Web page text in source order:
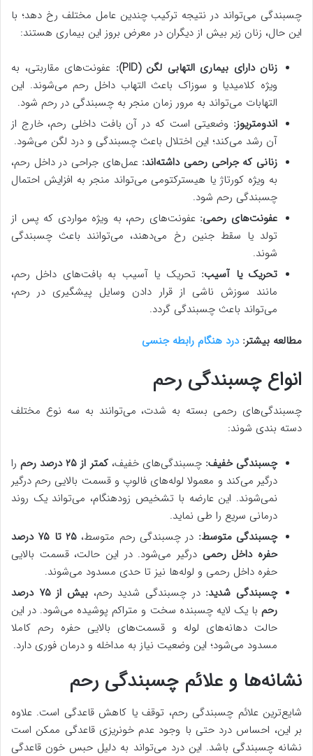
چسبندگی می‌تواند در نتیجه ترکیب چندین عامل مختلف رخ دهد؛ با
این حال، زنان زیر بیش از دیگران در معرض بروز این بیماری هستند:
زنان دارای بیماری التهابی لگن(PID)
: عفونت‌های مقاربتی، به
ویژه کلامیدیا و سوزاک باعث التهاب داخل رحم می‌شوند. این
التهابات می‌تواند به مرور زمان منجر به چسبندگی در رحم شود.
اندومتریوز: وضعیتی است که در آن بافت داخلی رحم،‌ خارج از
آن رشد می‌کند؛ این اختلال باعث چسبندگی و درد لگن می‌شود.
زنانی که جراحی رحمی داشته‌اند: عمل‌های جراحی در داخل رحم،
به ویژه کورتاژ یا هیسترکتومی می‌تواند منجر به افزایش احتمال
چسبندگی رحم شود.
عفونت‌های رحمی: عفونت‌های رحم، به ویژه مواردی که پس از
تولد یا سقط جنین رخ می‌دهند، می‌توانند باعث چسبندگی
شوند.
تحریک یا آسیب: تحریک یا آسیب به بافت‌های داخل رحم،
مانند سوزش ناشی از قرار دادن وسایل پیشگیری در رحم،
می‌تواند باعث چسبندگی گردد.
مطالعه بیشتر:درد هنگام رابطه جنسی
انواع چسبندگی رحم
چسبندگی‌های رحمی بسته به شدت، می‌توانند به سه نوع مختلف
دسته بندی شوند:
چسبندگی خفیف: چسبندگی‌های خفیف،کمتر از ۲۵ درصد رحم
را
درگیر می‌کند و معمولا لوله‌های فالوپ و قسمت بالایی رحم درگیر
نمی‌شوند. این عارضه با تشخیص زودهنگام، می‌تواند یک روند
درمانی سریع را طی نماید.
چسبندگی متوسط: در چسبندگی رحم متوسط،
۲۵ تا ۷۵ درصد
حفره داخل رحمی درگیر می‌شود. در این حالت، قسمت بالایی
حفره داخل رحمی و لوله‌ها نیز تا حدی مسدود می‌شوند.
چسبندگی شدید: در چسبندگی شدید رحم،
بیش از ۷۵ درصد
رحم با یک لایه چسبنده سخت و متراکم پوشیده می‌شود. در این
حالت دهانه‌های لوله و قسمت‌های بالایی حفره رحم کاملا
مسدود می‌شود؛ این وضعیت نیاز به مداخله و درمان فوری دارد.
نشانه‌ها و علائم چسبندگی رحم
شایع‌ترین علائم چسبندگی رحم، توقف یا کاهش قاعدگی است. علاوه
بر این، احساس درد حتی با وجود عدم خونریزی قاعدگی ممکن است
نشانه چسبندگی باشد. این درد می‌تواند به دلیل حبس خون قاعدگی